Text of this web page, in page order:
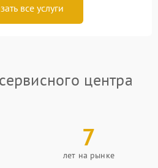
все услуги
центра
7
лет на рынке